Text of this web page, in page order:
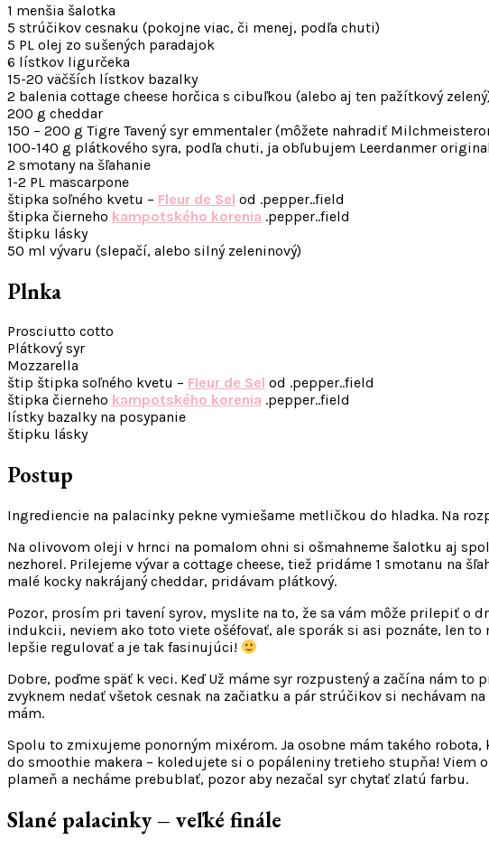
1 menšia šalotka
5 strúčikov cesnaku (pokojne viac, či menej, podľa chuti)
5 PL olej zo sušených paradajok
6 lístkov ligurčeka
15-20 väčších lístkov bazalky
2 balenia cottage cheese horčica s cibuľkou (alebo aj ten pažítkový
200 g cheddar
150 – 200 g Tigre Tavený syr emmentaler (môžete nahradiť
100-140 g plátkového syra, podľa chuti, ja obľubujem Leerdanmer original
2 smotany na šľahanie
1-2 PL mascarpone
štipka soľného kvetu – Fleur de Sel od .pepper..field
štipka čierneho kampotského korenia .pepper..field
štipku lásky
50 ml vývaru (slepačí, alebo silný zeleninový)
Plnka
Prosciutto cotto
Plátkový syr
Mozzarella
štip štipka soľného kvetu – Fleur de Sel od .pepper..field
štipka čierneho kampotského korenia .pepper..field
lístky bazalky na posypanie
štipku lásky
Postup
Ingrediencie na palacinky pekne vymiešame metličkou do hladka. Na
Na olivovom oleji v hrnci na pomalom ohni si ošmahneme šalotku aj
nezhorel. Prilejeme vývar a cottage cheese, tiež pridáme 1 smotanu na
malé kocky nakrájaný cheddar, pridávam plátkový.
Pozor, prosím pri tavení syrov, myslite na to, že sa vám môže prilepiť o
indukcii, neviem ako toto viete ošéfovať, ale sporák si asi poznáte, len
lepšie regulovať a je tak fasinujúci!
Dobre, poďme späť k veci. Keď Už máme syr rozpustený a začína nám
zvyknem nedať všetok cesnak na začiatku a pár strúčikov si nechávam
mám.
Spolu to zmixujeme ponorným mixérom. Ja osobne mám takého robota,
do smoothie makera – koledujete si o popáleniny tretieho stupňa!
plameň a necháme prebublať, pozor aby nezačal syr chytať zlatú farbu.
Slané palacinky – veľké finále